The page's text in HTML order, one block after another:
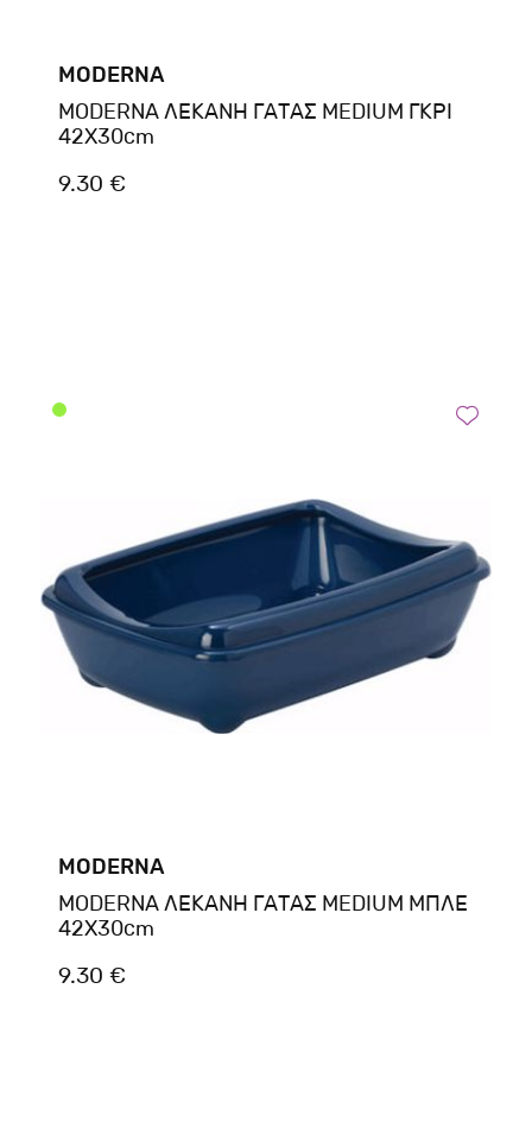
MODERNA
MODERNA ΛΕΚΑΝΗ ΓΑΤΑΣ MEDIUM ΓΚΡΙ
42X30cm
9.30 €
MODERNA
MODERNA ΛΕΚΑΝΗ ΓΑΤΑΣ MEDIUM ΜΠΛΕ
42X30cm
9.30 €